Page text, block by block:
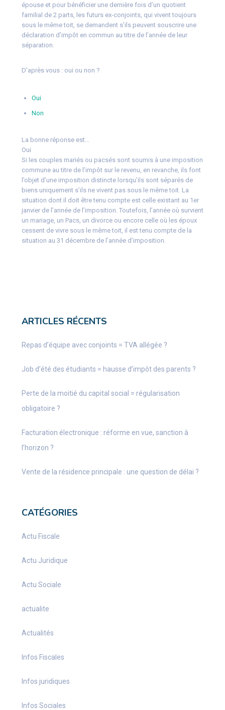
épouse et pour bénéficier une dernière fois d’un quotient
familial de 2 parts, les futurs ex-conjoints, qui vivent toujours
sous le même toit, se demandent s’ils peuvent souscrire une
déclaration d’impôt en commun au titre de l’année de leur
séparation.
D’après vous : oui ou non ?
Oui
Non
La bonne réponse est…
Oui
Si les couples mariés ou pacsés sont soumis à une imposition
commune au titre de l’impôt sur le revenu, en revanche, ils font
l’objet d’une imposition distincte lorsqu’ils sont séparés de
biens uniquement s’ils ne vivent pas sous le même toit. La
situation dont il doit être tenu compte est celle existant au 1er
janvier de l’année de l’imposition. Toutefois, l’année où survient
un mariage, un Pacs, un divorce ou encore celle où les époux
cessent de vivre sous le même toit, il est tenu compte de la
situation au 31 décembre de l’année d’imposition.
ARTICLES RÉCENTS
Repas d’équipe avec conjoints = TVA allégée ?
Job d’été des étudiants = hausse d’impôt des parents ?
Perte de la moitié du capital social = régularisation
obligatoire ?
Facturation électronique : réforme en vue, sanction à
l’horizon ?
Vente de la résidence principale : une question de délai ?
CATÉGORIES
Actu Fiscale
Actu Juridique
Actu Sociale
actualite
Actualités
Infos Fiscales
Infos juridiques
Infos Sociales